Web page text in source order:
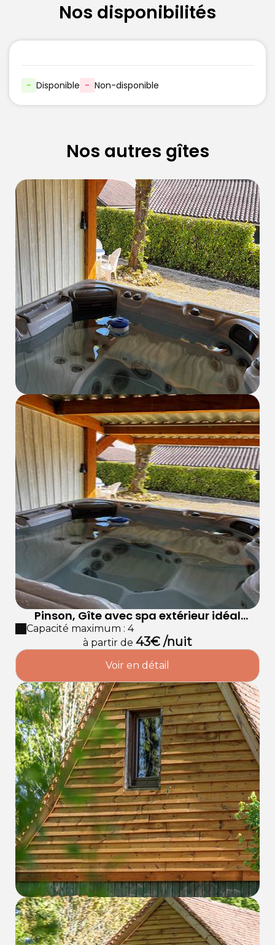
Nos disponibilités
- Disponible - Non-disponible
Nos autres gîtes
Pinson, Gîte avec spa extérieur idéal
couple
Capacité maximum : 4
à partir de 43€ /nuit
Voir en détail